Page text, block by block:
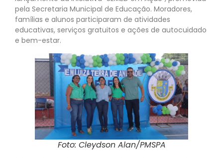
pela Secretaria Municipal de Educação. Moradores,
famílias e alunos participaram de atividades
educativas, serviços gratuitos e ações de autocuidado
e bem-estar.
Foto: Cleydson Alan/PMSPA